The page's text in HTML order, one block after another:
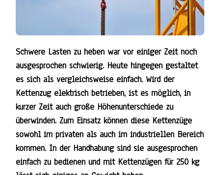
Schwere Lasten zu heben war vor einiger Zeit noch
ausgesprochen schwierig. Heute hingegen gestaltet
es sich als vergleichsweise einfach. Wird der
Kettenzug elektrisch betrieben, ist es möglich, in
kurzer Zeit auch große Höhenunterschiede zu
überwinden. Zum Einsatz können diese Kettenzüge
sowohl im privaten als auch im industriellen Bereich
kommen. In der Handhabung sind sie ausgesprochen
einfach zu bedienen und mit Kettenzügen für 250 kg